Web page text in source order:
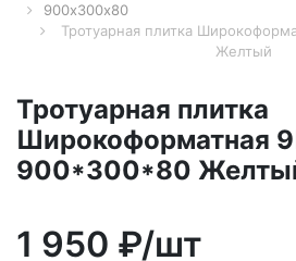
900х300х80
Тротуарная плитка
Желтый
Тротуарная плитка
Широкоформатная
900*300*80
1 950 ₽/шт